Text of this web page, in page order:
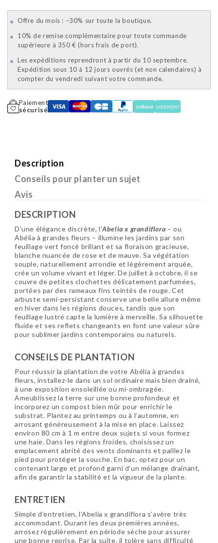
Offre du mois : –30% sur toute la boutique.
10% de remise complémentaire pour toute commande
supérieure à 350 € (hors frais de port).
Les expéditions reprendront à partir du 10 septembre.
Expédition sous 10 à 12 jours ouvrés (et non calendaires) à
compter du vendredi suivant votre commande.
Paiement
sécurisé
Description
Conseils pour planter un sujet
Avis
DESCRIPTION
D’une élégance discrète, l’Abelia x grandiflora – ou
Abélia à grandes fleurs – illumine les jardins par son
feuillage vert foncé brillant et sa floraison gracieuse,
blanche nuancée de rose et de mauve. Sa végétation
souple, naturellement arrondie et légèrement arquée,
crée un volume vivant et léger. De juillet à octobre, il se
couvre de petites clochettes délicatement parfumées,
portées par des rameaux fins teintés de rouge. Cet
arbuste semi-persistant conserve une belle allure même
en hiver dans les régions douces, tandis que son
feuillage lustré capte la lumière à merveille. Sa silhouette
fluide et ses reflets changeants en font une valeur sûre
pour sublimer jardins contemporains ou naturels.
CONSEILS DE PLANTATION
Pour réussir la plantation de votre Abélia à grandes
fleurs, installez-le dans un sol ordinaire mais bien drainé,
à une exposition ensoleillée ou mi-ombragée.
Ameublissez la terre sur une bonne profondeur et
incorporez un compost bien mûr pour enrichir le
substrat. Plantez au printemps ou à l’automne, en
arrosant généreusement à la mise en place. Laissez
environ 80 cm à 1 m entre deux sujets si vous formez
une haie. Dans les régions froides, choisissez un
emplacement abrité des vents dominants et paillez le
pied pour protéger la souche. En bac, optez pour un
contenant large et profond garni d’un mélange drainant,
afin de garantir la stabilité et la vigueur de la plante.
ENTRETIEN
Simple d’entretien, l’Abelia x grandiflora s’avère très
accommodant. Durant les deux premières années,
arrosez régulièrement en période sèche pour assurer
une bonne reprise. Par la suite, il tolère sans difficulté